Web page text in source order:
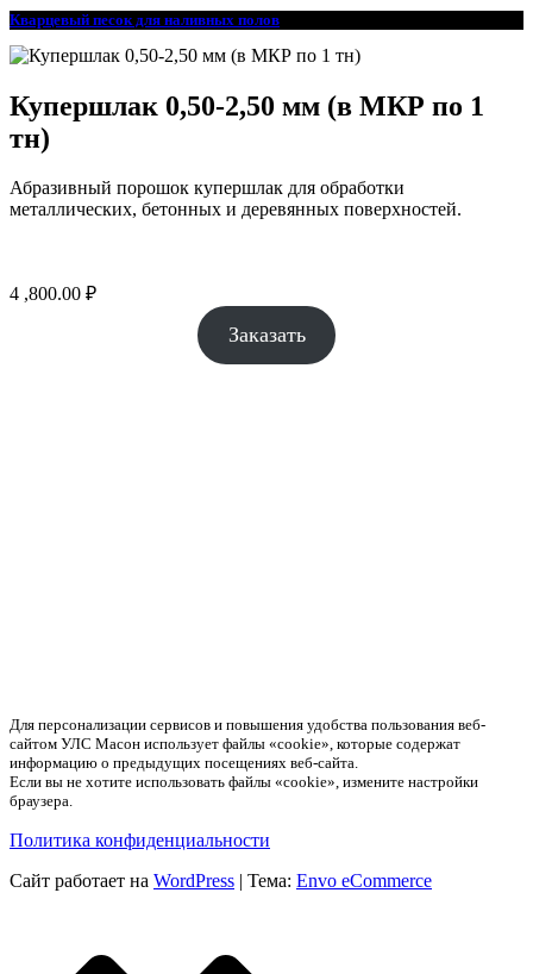
Кварцевый песок для наливных полов
Купершлак 0,50-2,50 мм (в МКР по 1
тн)
Абразивный порошок купершлак для обработки
металлических, бетонных и деревянных поверхностей.
4 ,800.00 ₽
Заказать
Для персонализации сервисов и повышения удобства пользования веб-
сайтом УЛС Масон использует файлы «cookie», которые содержат
информацию о предыдущих посещениях веб-сайта.
Если вы не хотите использовать файлы «cookie», измените настройки
браузера.
Политика конфиденциальности
Сайт работает на WordPress | Тема: Envo eCommerce